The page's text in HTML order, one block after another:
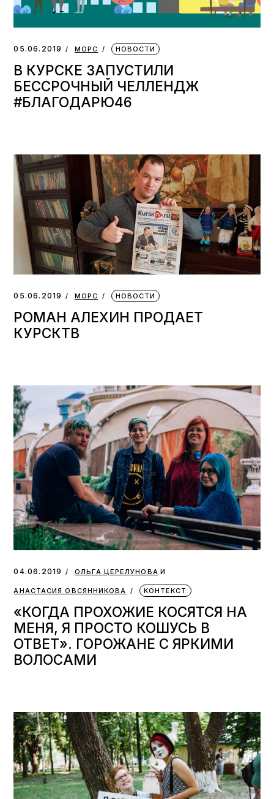
05.06.2019 МОРС НОВОСТИ
В КУРСКЕ ЗАПУСТИЛИ
БЕССРОЧНЫЙ ЧЕЛЛЕНДЖ
#БЛАГОДАРЮ46
05.06.2019 МОРС НОВОСТИ
РОМАН АЛЕХИН ПРОДАЕТ
КУРСКТВ
04.06.2019 ОЛЬГА ЦЕРЕЛУНОВА и
АНАСТАСИЯ ОВСЯННИКОВА КОНТЕКСТ
«КОГДА ПРОХОЖИЕ КОСЯТСЯ НА
МЕНЯ, Я ПРОСТО КОШУСЬ В
ОТВЕТ». ГОРОЖАНЕ С ЯРКИМИ
ВОЛОСАМИ